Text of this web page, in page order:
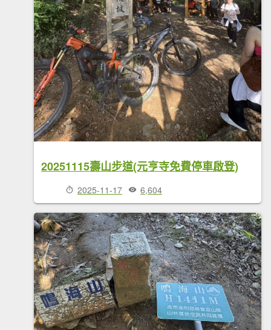
20251115壽山步道(元亨寺免費停車啟登)
2025-11-17 6,604